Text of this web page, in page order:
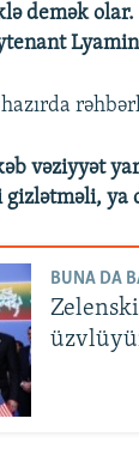
demək
vəziyyət
ya
BUNA DA